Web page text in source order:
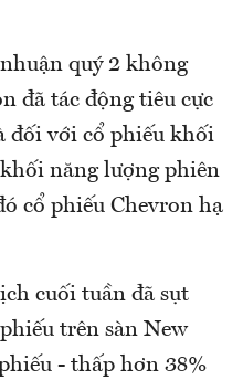
quý 2 không
đã tác động tiêu cực
đối với cổ phiếu khối
năng lượng phiên
cổ phiếu Chevron hạ
cuối tuần đã sụt
trên sàn New
- thấp hơn 38%